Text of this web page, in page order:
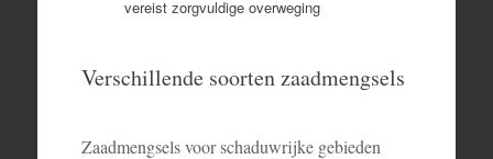
vereist zorgvuldige overweging
Verschillende soorten zaadmengsels
Zaadmengsels voor schaduwrijke gebieden